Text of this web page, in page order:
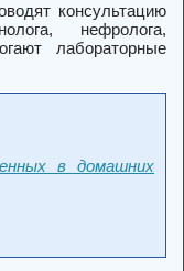
консультацию
нефролога,
лабораторные
в домашних